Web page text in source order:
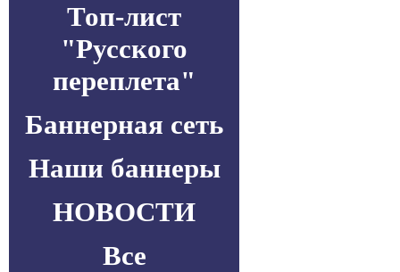
Топ-лист
"Русского
переплета"
Баннерная сеть
Наши баннеры
НОВОСТИ
Все